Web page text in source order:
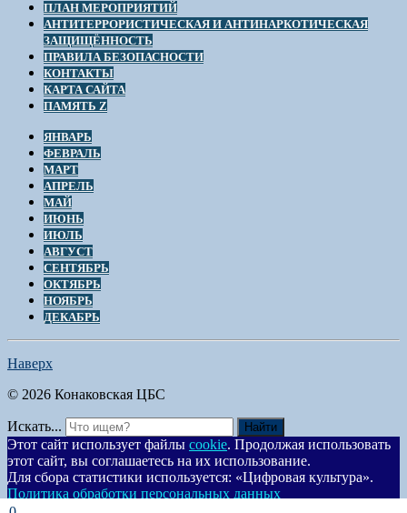
ПЛАН МЕРОПРИЯТИЙ
АНТИТЕРРОРИСТИЧЕСКАЯ И АНТИНАРКОТИЧЕСКАЯ
ЗАЩИЩЁННОСТЬ
ПРАВИЛА БЕЗОПАСНОСТИ
КОНТАКТЫ
КАРТА САЙТА
ПАМЯТЬ Z
ЯНВАРЬ
ФЕВРАЛЬ
МАРТ
АПРЕЛЬ
МАЙ
ИЮНЬ
ИЮЛЬ
АВГУСТ
СЕНТЯБРЬ
ОКТЯБРЬ
НОЯБРЬ
ДЕКАБРЬ
Наверх
© 2026 Конаковская ЦБС
Искать... Найти
Этот сайт использует файлы cookie. Продолжая использовать
этот сайт, вы соглашаетесь на их использование.
Для сбора статистики используется: «Цифровая культура».
Политика обработки персональных данных
Согласен